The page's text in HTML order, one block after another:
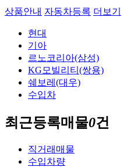
상품안내 자동차등록 더보기
현대
기아
르노코리아(삼성)
KG모빌리티(쌍용)
쉐보레(대우)
수입차
최근등록매물0건
직거래매물
수입차량